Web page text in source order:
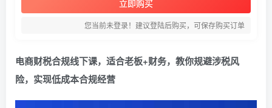
立即购买
您当前未登录！建议登陆后购买，可保存购买订单
电商财税合规线下课，适合老板+财务，教你规避涉税风
险，实现低成本合规经营